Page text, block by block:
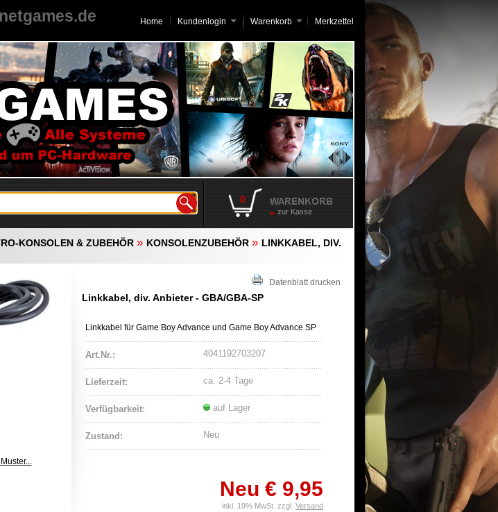
Home Kundenlogin Merkzettel
Warenkorb
0
zur Kasse
KONSOLEN & ZUBEHÖR » KONSOLENZUBEHÖR » LINKKABEL, DIV.
Datenblatt drucken
Linkkabel, div. Anbieter - GBA/GBA-SP
Linkkabel für Game Boy Advance und Game Boy Advance SP
Art.Nr.: 4041192703207
Lieferzeit: ca. 2-4 Tage
Verfügbarkeit: auf Lager
Zustand: Neu
Neu € 9,95
inkl. 19% MwSt. zzgl. Versand